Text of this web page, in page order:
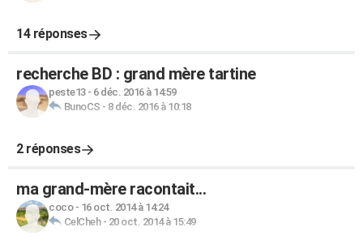
14 réponses
recherche BD : grand mère tartine
peste13- 6 déc. 2016 à 14:59
BunoCS - 8 déc. 2016 à 10:18
2 réponses
ma grand-mère racontait...
coco- 16 oct. 2014 à 14:24
CelCheh- 20 oct. 2014 à 15:49